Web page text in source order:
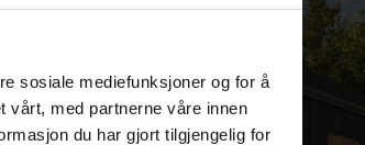
sosiale mediefunksjoner og for å
vårt, med partnerne våre innen
du har gjort tilgjengelig for